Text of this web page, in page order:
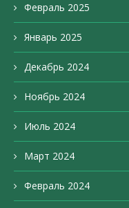
Февраль 2025
Январь 2025
Декабрь 2024
Ноябрь 2024
Июль 2024
Март 2024
Февраль 2024